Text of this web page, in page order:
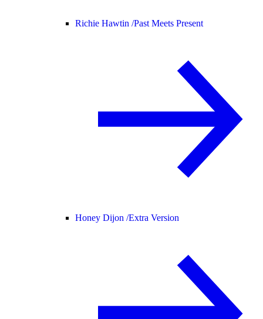
Richie Hawtin /Past Meets Present
Honey Dijon /Extra Version